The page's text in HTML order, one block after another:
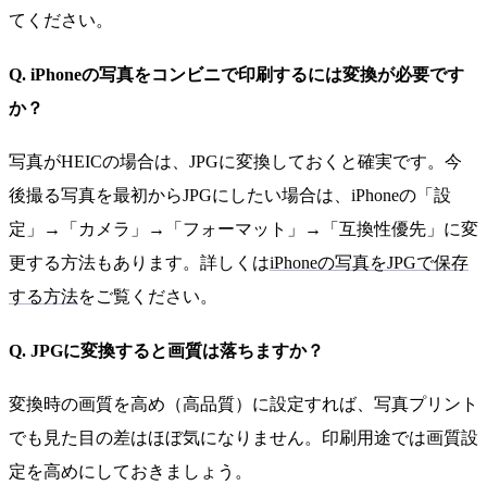
てください。
Q. iPhoneの写真をコンビニで印刷するには変換が必要です
か？
写真がHEICの場合は、JPGに変換しておくと確実です。今
後撮る写真を最初からJPGにしたい場合は、iPhoneの「設
定」→「カメラ」→「フォーマット」→「互換性優先」に変
更する方法もあります。詳しくはiPhoneの写真をJPGで保存
する方法をご覧ください。
Q. JPGに変換すると画質は落ちますか？
変換時の画質を高め（高品質）に設定すれば、写真プリント
でも見た目の差はほぼ気になりません。印刷用途では画質設
定を高めにしておきましょう。